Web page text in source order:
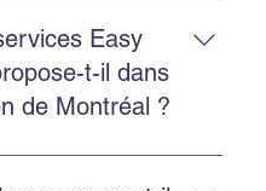
avec une équipe
professionnelle et
Easy
t-il dans
de Montréal ?
propose le